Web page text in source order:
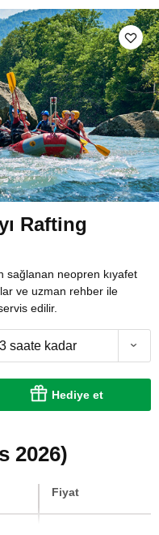
Rafting
sağlanan neopren kıyafet
ve uzman rehber ile
edilir.
3 saate kadar
Hediye et
2026)
Fiyat